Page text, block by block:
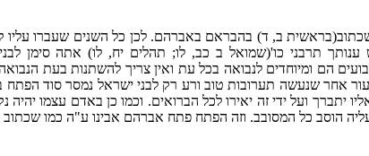
ב, ד) בהבראם באברהם. לכן כל השנים שעברו עליו
תרבני כו'(שמואל ב כב, לו; תהלים יח, לו) אתה סימן
הם ומיוחדים לנבואה בכל עת ואין צריך להשתנות בעת
אחר שנעשה תערובות טוב ורע רק לבני ישראל נמסר סוד הפתח
ועל ידי זה יאירו לכל הברואים. וכמו כן באדם עצמו יהיה